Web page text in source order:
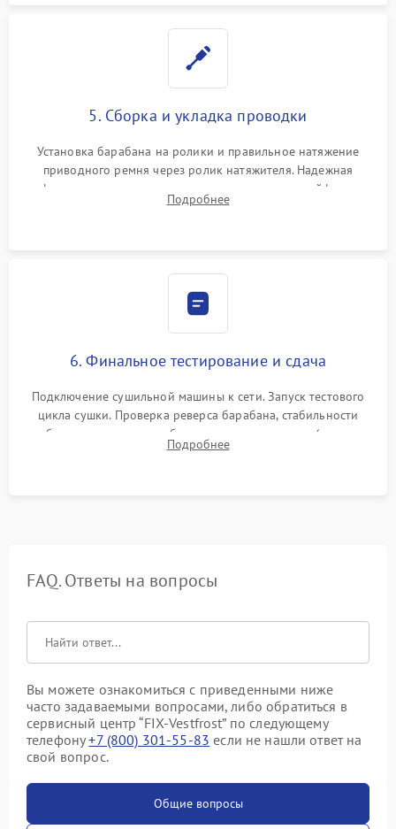
5. Сборка и укладка проводки
Установка барабана на ролики и правильное натяжение
приводного ремня через ролик натяжителя. Надежная
фиксация всех узлов, подключение клемм и шлейфов к
модулю управления. Монтаж корпусных панелей, люка и
Подробнее
6. Финальное тестирование и сдача
Подключение сушильной машины к сети. Запуск тестового
цикла сушки. Проверка реверса барабана, стабильности
набора температуры, работы дренажного насоса (откачка
конденсата) и отсутствия посторонних скрипов, стуков или
Подробнее
FAQ. Ответы на вопросы
Вы можете ознакомиться с приведенными ниже
часто задаваемыми вопросами, либо обратиться в
сервисный центр “FIX-Vestfrost” по следующему
телефону+7 (800) 301-55-83 если не нашли ответ на
свой вопрос.
Общие вопросы